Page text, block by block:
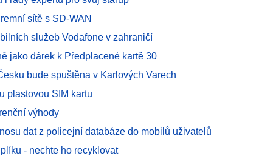
sítě s SD-WAN
služeb Vodafone v zahraničí
jako dárek k Předplacené kartě 30
bude spuštěna v Karlových Varech
plastovou SIM kartu
výhody
dat z policejní databáze do mobilů uživatelů
- nechte ho recyklovat